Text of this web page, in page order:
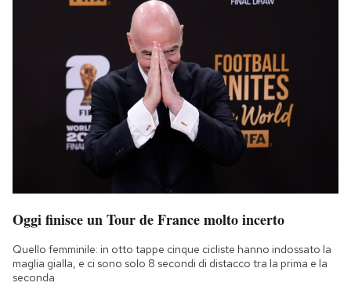
Oggi finisce un Tour de France molto incerto
Quello femminile: in otto tappe cinque cicliste hanno indossato la
maglia gialla, e ci sono solo 8 secondi di distacco tra la prima e la
seconda